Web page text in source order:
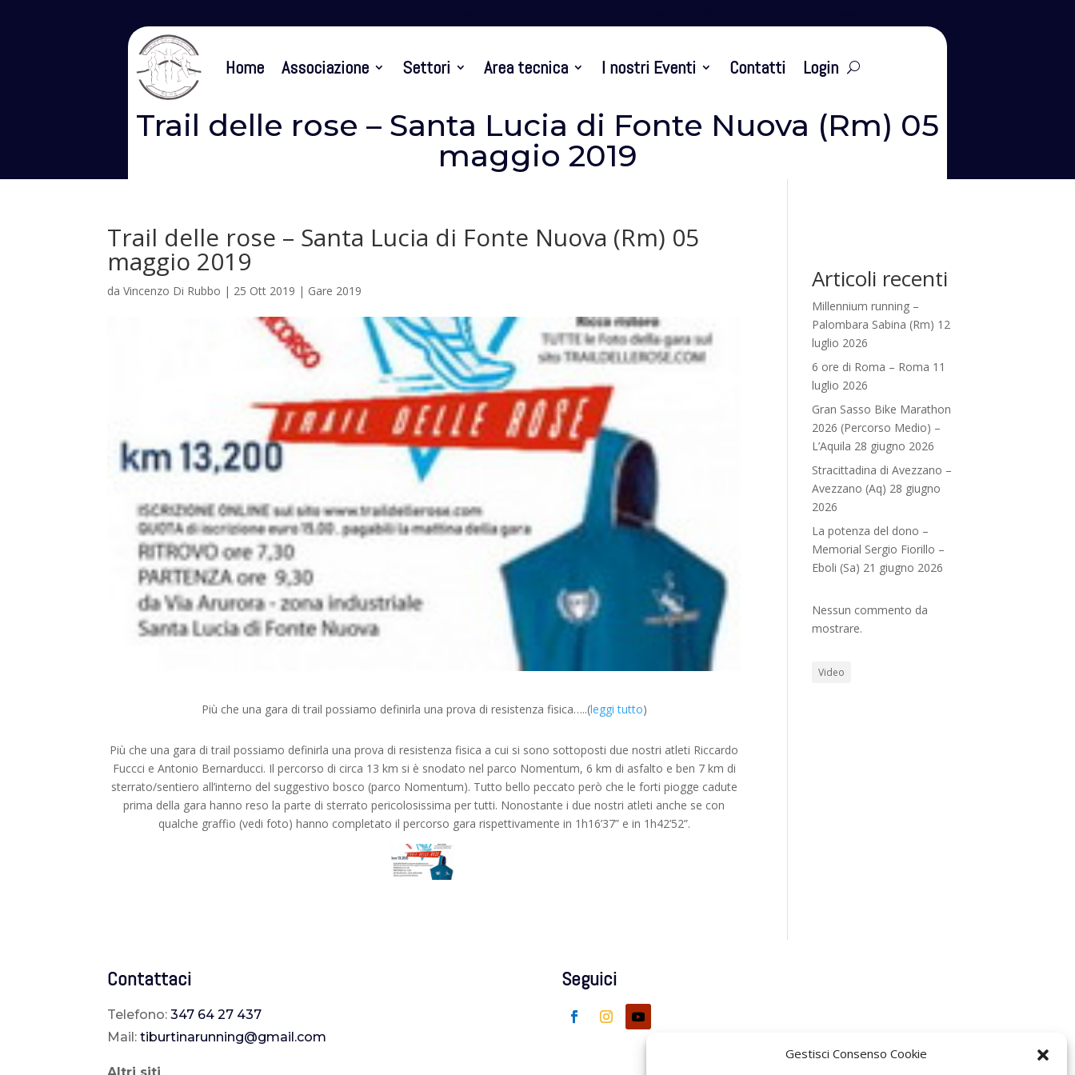
Gestisci Consenso Cookie
Home Associazione Settori Area tecnica I nostri Eventi Contatti Login
Trail delle rose – Santa Lucia di Fonte Nuova (Rm) 05
maggio 2019
Trail delle rose – Santa Lucia di Fonte Nuova (Rm) 05
maggio 2019
daVincenzo Di Rubbo | 25 Ott 2019 | Gare 2019
Più che una gara di trail possiamo definirla una prova di resistenza fisica…..(leggi tutto)
Più che una gara di trail possiamo definirla una prova di resistenza fisica a cui si sono sottoposti due nostri atleti Riccardo
Fuccci e Antonio Bernarducci. Il percorso di circa 13 km si è snodato nel parco Nomentum, 6 km di asfalto e ben 7 km di
sterrato/sentiero all’interno del suggestivo bosco (parco Nomentum). Tutto bello peccato però che le forti piogge cadute
prima della gara hanno reso la parte di sterrato pericolosissima per tutti. Nonostante i due nostri atleti anche se con
qualche graffio (vedi foto) hanno completato il percorso gara rispettivamente in 1h16’37” e in 1h42’52”.
Articoli recenti
Millennium running –
Palombara Sabina (Rm) 12
luglio 2026
6 ore di Roma – Roma 11
luglio 2026
Gran Sasso Bike Marathon
2026 (Percorso Medio) –
L’Aquila 28 giugno 2026
Stracittadina di Avezzano –
Avezzano (Aq) 28 giugno
2026
La potenza del dono –
Memorial Sergio Fiorillo –
Eboli (Sa) 21 giugno 2026
Nessun commento da
mostrare.
Video
Contattaci
Telefono:347 64 27 437
Mail:tiburtinarunning@gmail.com
Altri siti
Seguici